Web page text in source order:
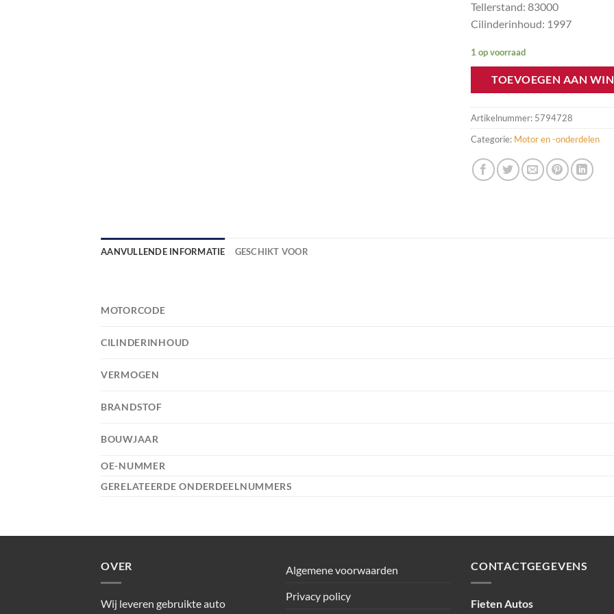
Tellerstand: 83000
Cilinderinhoud: 1997
1 op voorraad
TOEVOEGEN AAN
Artikelnummer: 5794728
Categorie: Motor en -onderdelen
AANVULLENDE INFORMATIE GESCHIKT VOOR
MOTORCODE
CILINDERINHOUD
VERMOGEN
BRANDSTOF
BOUWJAAR
OE-NUMMER
GERELATEERDE ONDERDEELNUMMERS
OVER
Wij leveren gebruikte auto
Algemene voorwaarden
Privacy policy
CONTACTGEGEVENS
Fieten Autos